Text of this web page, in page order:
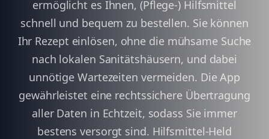
ermöglicht es Ihnen, (Pflege-) Hilfsmittel
schnell und bequem zu bestellen. Sie können
Ihr Rezept einlösen, ohne die mühsame Suche
nach lokalen Sanitätshäusern, und dabei
unnötige Wartezeiten vermeiden. Die App
gewährleistet eine rechtssichere Übertragung
aller Daten in Echtzeit, sodass Sie immer
bestens versorgt sind. Hilfsmittel-Held